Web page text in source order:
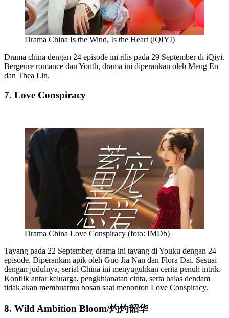
Drama China Is the Wind, Is the Heart (iQIYI)
Drama china dengan 24 episode ini rilis pada 29 September di iQiyi.
Bergenre romance dan Youth, drama ini diperankan oleh Meng En
dan Thea Lin.
7. Love Conspiracy
Drama China Love Conspiracy (foto: IMDb)
Tayang pada 22 September, drama ini tayang di Youku dengan 24
episode. Diperankan apik oleh Guo Jia Nan dan Flora Dai. Sesuai
dengan judulnya, serial China ini menyuguhkan cerita penuh intrik.
Konflik antar keluarga, pengkhianatan cinta, serta balas dendam
tidak akan membuatmu bosan saat menonton Love Conspiracy.
8. Wild Ambition Bloom/灼灼韶华